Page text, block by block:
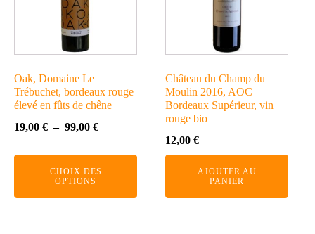
Oak, Domaine Le
Trébuchet, bordeaux rouge
élevé en fûts de chêne
19,00 € – 99,00 €Plage
à
CHOIX DES
OPTIONS
être
choisies
sur
page
produit
Château du Champ du
Moulin 2016, AOC
Bordeaux Supérieur, vin
rouge bio
12,00€
AJOUTER AU
PANIER